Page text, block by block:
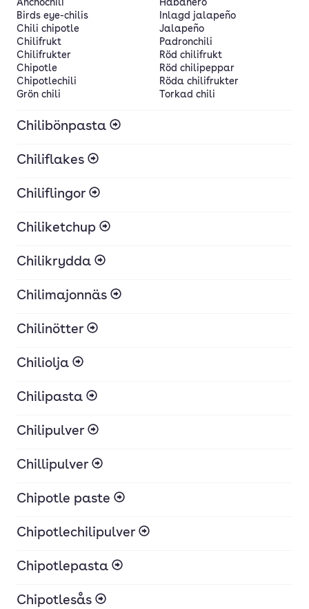
Anchochili
Birds eye-chilis
Chili chipotle
Chilifrukt
Chilifrukter
Chipotle
Chipotlechili
Grön chili
Habanero
Inlagd jalapeño
Jalapeño
Padronchili
Röd chilifrukt
Röd chilipeppar
Röda chilifrukter
Torkad chili
Chilibönpasta
Chiliflakes
Chiliflingor
Chiliketchup
Chilikrydda
Chilimajonnäs
Chilinötter
Chiliolja
Chilipasta
Chilipulver
Chillipulver
Chipotle paste
Chipotlechilipulver
Chipotlepasta
Chipotlesås